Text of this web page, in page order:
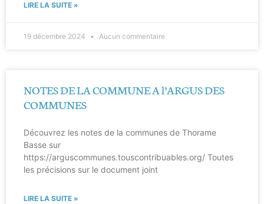
LIRE LA SUITE »
19 décembre 2024 Aucun commentaire
NOTES DE LA COMMUNE A l’ARGUS DES
COMMUNES
Découvrez les notes de la communes de Thorame
Basse sur
https://arguscommunes.touscontribuables.org/ Toutes
les précisions sur le document joint
LIRE LA SUITE »